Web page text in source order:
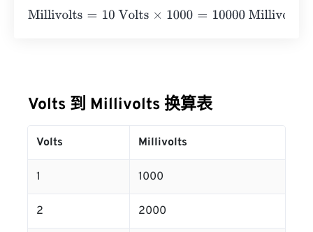
Millivolts=10 Volts ×1000 =10000 Millivolts
Volts 到 Millivolts 换算表
Volts Millivolts
1 1000
2 2000